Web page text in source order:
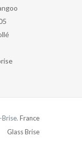
France
Glass Brise